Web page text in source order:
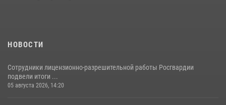
НОВОСТИ
Сотрудники лицензионно-разрешительной работы Росгвардии
подвели итоги ...
05 августа 2026, 14:20